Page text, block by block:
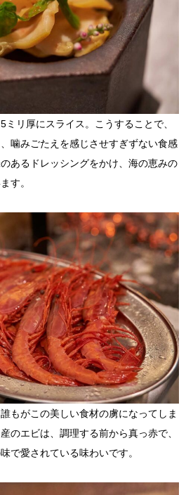
ミリ厚にスライス。こうすることで、
噛みごたえを感じさせすぎずない食感
あるドレッシングをかけ、海の恵みの
す。
もがこの美しい食材の虜になってしま
のエビは、調理する前から真っ赤で、
で愛されている味わいです。